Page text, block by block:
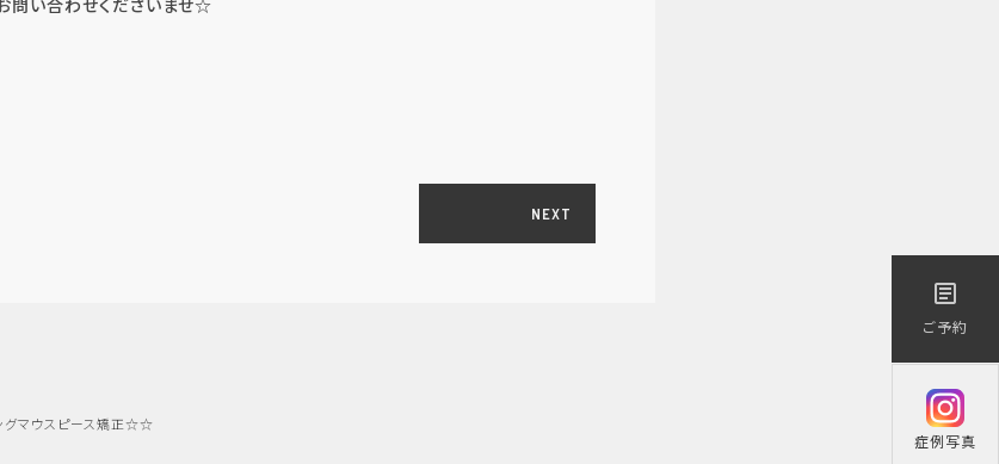
article
ご予約
症例写真
矯正・輪郭形成
ングマウスピース矯正☆☆
問い合わせくださいませ☆
NEXT